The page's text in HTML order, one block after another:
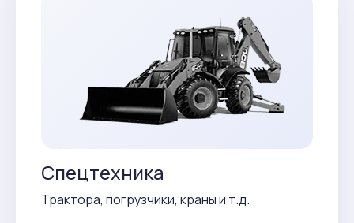
Спецтехника
Трактора, погрузчики, краны и т.д.